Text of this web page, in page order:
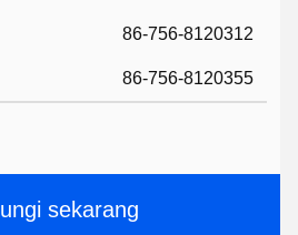
86-756-8120312
86-756-8120355
sekarang